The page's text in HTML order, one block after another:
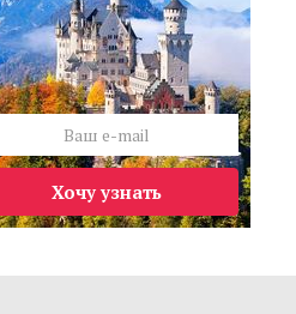
Хочу узнать